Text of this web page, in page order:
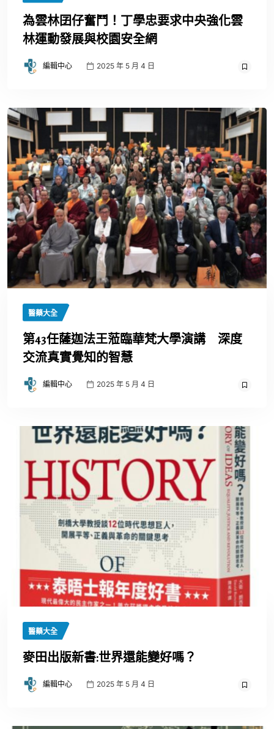
為雲林囝仔奮鬥！丁學忠要求中央強化雲
林運動發展與校園安全網
編輯中心 2025 年 5 月 4 日
醫藥大全
第43任薩迦法王蒞臨華梵大學演講 深度
交流真實覺知的智慧
編輯中心 2025 年 5 月 4 日
醫藥大全
麥田出版新書:世界還能變好嗎？
編輯中心 2025 年 5 月 4 日